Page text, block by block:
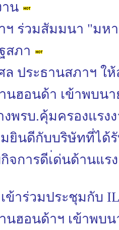
าน
ฯ ร่วมสัมมนา "มห
สภา
ล ประธานสภาฯ ใ
นฮอนด้า เข้าพบน
พรบ.คุ้มครองแรง
ยินดีกับบริษัทที่ได้รั
จการดีเ่ด่นด้านแร
าร่วมประชุมกับ
นฮอนด้าฯ เข้าพบ